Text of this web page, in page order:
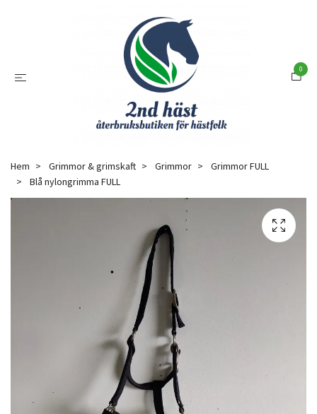
0
Hem Grimmor & grimskaft Grimmor
Grimmor FULL
Blå nylongrimma FULL